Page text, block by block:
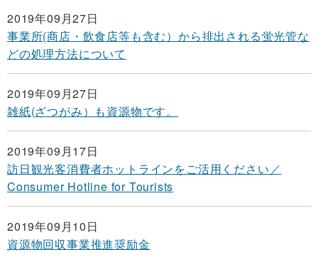
2019年09月27日
事業所(商店・飲食店等も含む）から排出される蛍光管な
どの処理方法について
2019年09月27日
雑紙(ざつがみ）も資源物です。
2019年09月17日
訪日観光客消費者ホットラインをご活用ください／
Consumer Hotline for Tourists
2019年09月10日
資源物回収事業推進奨励金